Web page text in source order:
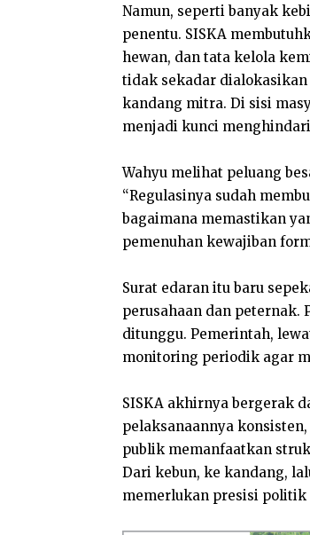
Namun, seperti banyak
penentu. SISKA
hewan, dan tata kelola
tidak sekadar
kandang mitra. Di sisi
menjadi kunci
Wahyu melihat peluang
“Regulasinya sudah
bagaimana memastikan
pemenuhan kewajiban
Surat edaran itu baru
perusahaan dan peternak.
ditunggu. Pemerintah,
monitoring periodik agar
SISKA akhirnya bergerak
pelaksanaannya
publik memanfaatkan
Dari kebun, ke kandang,
memerlukan presisi politik